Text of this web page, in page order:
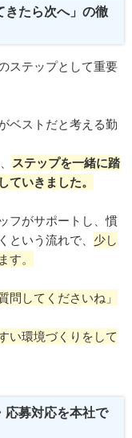
きたら次へ」の徹
ステップとして重要
ベストだと考える勤
ステップを一緒に踏
いきました。
フがサポートし、慣
いう流れで、 少し
。
問してくださいね」
い環境づくりをして
応募対応を本社で